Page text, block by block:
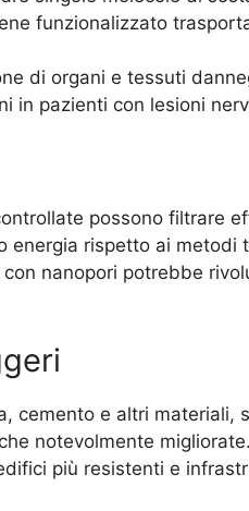
funzionalizzato
di organi e tessuti
in pazienti con lesioni
possono filtrare
energia rispetto ai metodi
nanopori potrebbe
cemento e altri materiali,
notevolmente
più resistenti e